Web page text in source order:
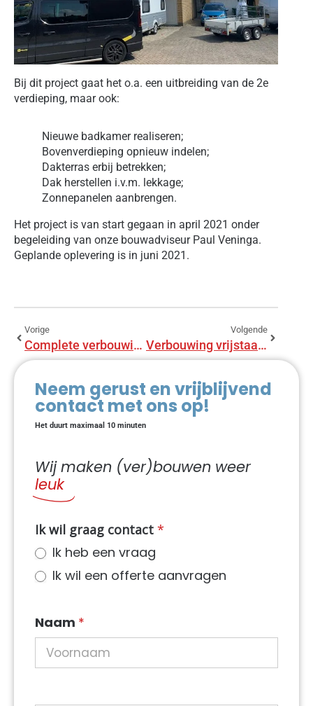
Bij dit project gaat het o.a. een uitbreiding van de 2e
verdieping, maar ook:
Nieuwe badkamer realiseren;
Bovenverdieping opnieuw indelen;
Dakterras erbij betrekken;
Dak herstellen i.v.m. lekkage;
Zonnepanelen aanbrengen.
Het project is van start gegaan in april 2021 onder
begeleiding van onze bouwadviseur Paul Veninga.
Geplande oplevering is in juni 2021.
Vorige
Complete verbouwing woonhuis te Delft
Volgende
Verbouwing vrijstaande woning te Beekbergen
Neem gerust en vrijblijvend
contact met ons op!
Het duurt maximaal 10 minuten
Wij maken (ver)bouwen weer
leuk
NIEUW
Contact
dynamisch
in
Ik wil graag contact *
Ik heb een vraag
Ik wil een offerte aanvragen
Naam *